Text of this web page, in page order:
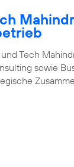
Tech
sowie